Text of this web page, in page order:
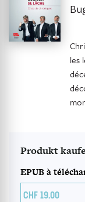
les
Produkt
EPUB à
19.00